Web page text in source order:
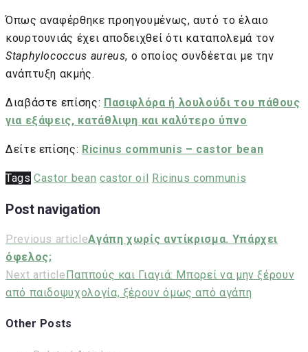
Όπως αναφέρθηκε προηγουμένως, αυτό το έλαιο
κουρτουνιάς έχει αποδειχθεί ότι καταπολεμά τον
Staphylococcus aureus, ο οποίος συνδέεται με την
ανάπτυξη ακμής.
Διαβάστε επίσης: Πασιφλόρα ή λουλούδι του πάθους
για εξάψεις, κατάθλιψη και καλύτερο ύπνο
Δείτε επίσης: Ricinus communis – castor bean
Tags Castor bean castor oil Ricinus communis
Post navigation
Previous articleΑγάπη χωρίς αντίκρισμα. Υπάρχει
όφελος;
Next article Παππούς και Γιαγιά: Μπορεί να μην ξέρουν
από παιδοψυχολογία, ξέρουν όμως από αγάπη
Other Posts